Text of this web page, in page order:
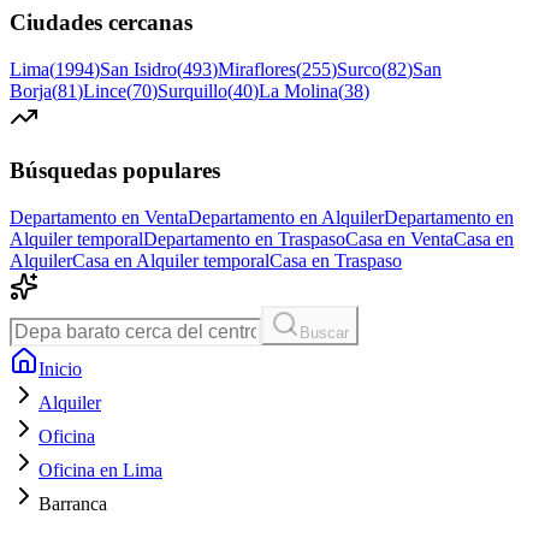
Ciudades cercanas
Lima(1994)San Isidro(493)Miraflores(255)Surco(82)San
Borja(81)Lince(70)Surquillo(40)La Molina(38)
Búsquedas populares
Departamento en VentaDepartamento en AlquilerDepartamento en
Alquiler temporalDepartamento en TraspasoCasa en VentaCasa en
AlquilerCasa en Alquiler temporalCasa en Traspaso
Buscar
Inicio
Alquiler
Oficina
Oficina en Lima
Barranca